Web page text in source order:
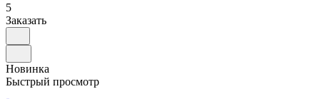
5
Заказать
Новинка
Быстрый просмотр